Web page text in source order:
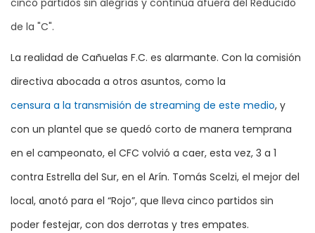
cinco partidos sin alegrías y continúa afuera del Reducido
de la "C".
La realidad de Cañuelas F.C. es alarmante. Con la comisión
directiva abocada a otros asuntos, como la
censura a la transmisión de streaming de este medio, y
con un plantel que se quedó corto de manera temprana
en el campeonato, el CFC volvió a caer, esta vez, 3 a 1
contra Estrella del Sur, en el Arín. Tomás Scelzi, el mejor del
local, anotó para el “Rojo”, que lleva cinco partidos sin
poder festejar, con dos derrotas y tres empates.